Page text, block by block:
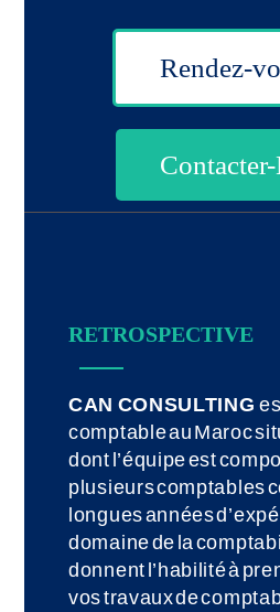
Rendez-
RETROSPECTIVE
CAN CONSULTING
comptable au Maroc
dont l’équipe est
plusieurs comptables
longues années
domaine de la
donnent l’habilité à
vos travaux de